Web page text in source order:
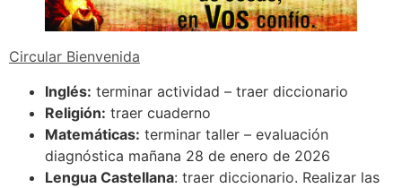
Circular Bienvenida
Inglés: terminar actividad – traer diccionario
Religión: traer cuaderno
Matemáticas: terminar taller – evaluación
diagnóstica mañana 28 de enero de 2026
Lengua Castellana: traer diccionario. Realizar las